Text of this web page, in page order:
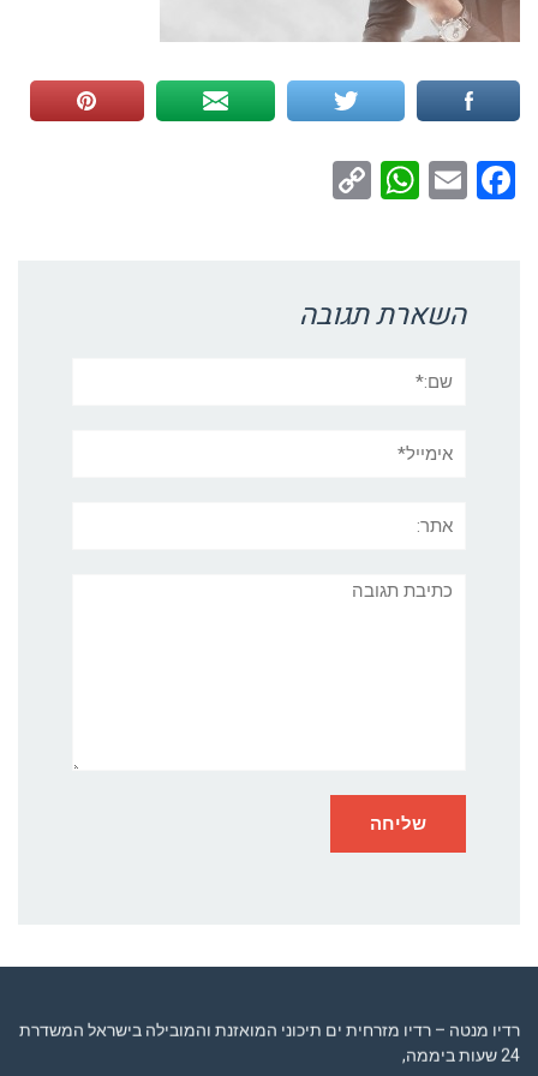
Facebook
Email
WhatsApp
השארת תגובה
תגובה
רדיו מנטה – רדיו מזרחית ים תיכוני המואזנת והמובילה בישראל המשדרת
24 שעות ביממה,